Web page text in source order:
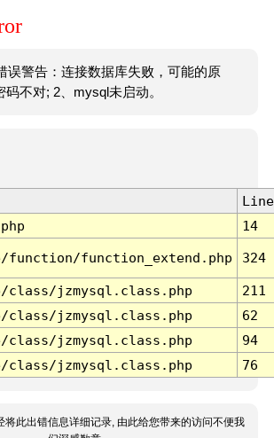
误警告：连接数据库失败，可能的原
码不对; 2、mysql未启动。
Line
14
function/function_extend.php 324
class/jzmysql.class.php
211
class/jzmysql.class.php
62
class/jzmysql.class.php
94
class/jzmysql.class.php 76
将此出错信息详细记录, 由此给您带来的访问不便我